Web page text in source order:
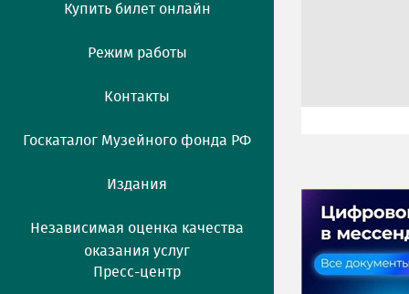
Купить билет онлайн
Режим работы
Контакты
Госкаталог Музейного фонда РФ
Издания
Независимая оценка качества
оказания услуг
Пресс-центр